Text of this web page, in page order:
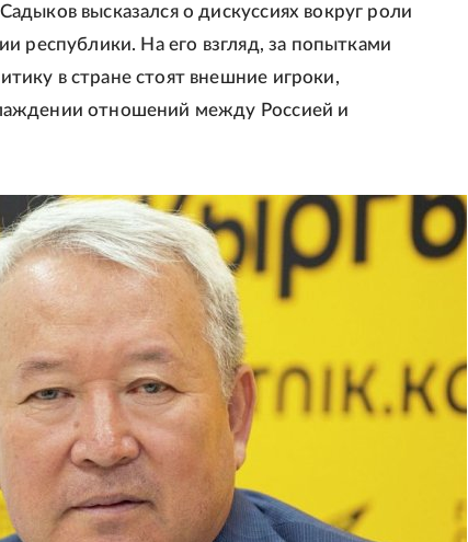
высказался о дискуссиях вокруг роли
республики. На его взгляд, за попытками
в стране стоят внешние игроки,
отношений между Россией и